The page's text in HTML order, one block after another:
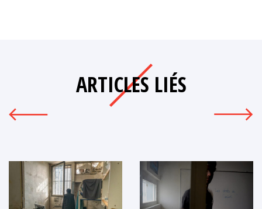
ARTICLES LIÉS